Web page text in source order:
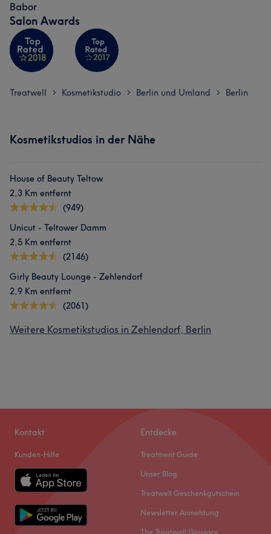
Babor
Salon Awards
Treatwell > Kosmetikstudio > Berlin und Umland > Berlin
Kosmetikstudios in der Nähe
House of Beauty Teltow
2,3 Km entfernt
(949)
Unicut - Teltower Damm
2,5 Km entfernt
(2146)
Girly Beauty Lounge - Zehlendorf
2,9 Km entfernt
(2061)
Weitere Kosmetikstudios in Zehlendorf, Berlin
Kontakt
Kunden-Hilfe
Entdecke
Treatment Guide
Unser Blog
Treatwell Geschenkgutschein
Newsletter Anmeldung
The Treatwell Glossary